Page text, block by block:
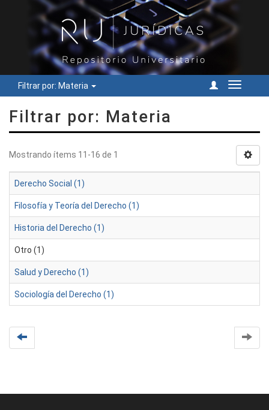
Filtrar por: Materia
Cambiar
Filtrar por: Materia
Mostrando ítems 11-16 de 1
Derecho Social (1)
Filosofía y Teoría del Derecho (1)
Historia del Derecho (1)
Otro (1)
Salud y Derecho (1)
Sociología del Derecho (1)